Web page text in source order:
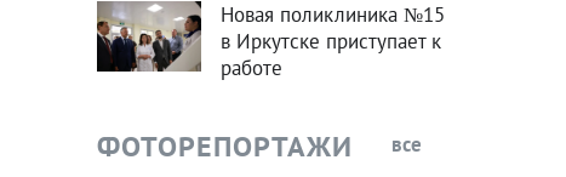
Новая поликлиника №15
в Иркутске приступает к
работе
ФОТОРЕПОРТАЖИ все